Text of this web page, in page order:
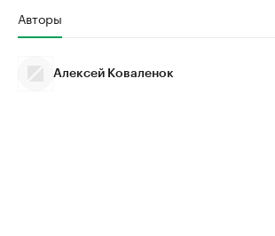
Авторы
Алексей Коваленок